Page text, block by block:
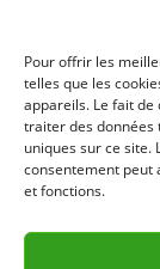
Pour offrir les
telles que les
appareils. Le fait
traiter des données
uniques sur ce site.
consentement peut
et fonctions.